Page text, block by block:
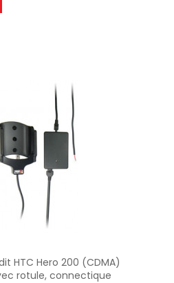
HTC Hero 200 (CDMA)
rotule, connectique